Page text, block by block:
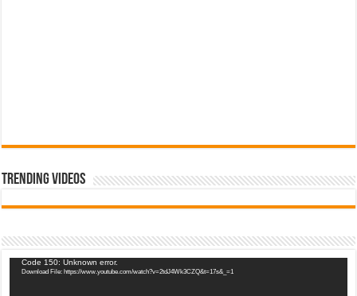
Trending Videos
Video
Player
Code 150: Unknown error.
Download File: https://www.youtube.com/watch?v=2tdJ4Wk3CZQ&t=17s&_=1